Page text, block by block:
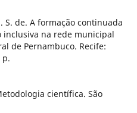
S. de. A formação continuada
inclusiva na rede municipal
de Pernambuco. Recife:
p.
científica. São